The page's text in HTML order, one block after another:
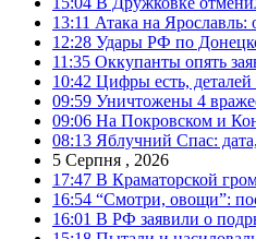
13:11 Атака на
12:28 Удары РФ по
11:35 Оккупанты опять
10:42 Цифры есть, деталей
09:59 Уничтожены 4
09:06 На Покровском и
08:13 Яблучний Спас:
5 Серпня , 2026
17:47 В Краматорской
16:54 “Смотри, овощи”:
16:01 В РФ заявили о